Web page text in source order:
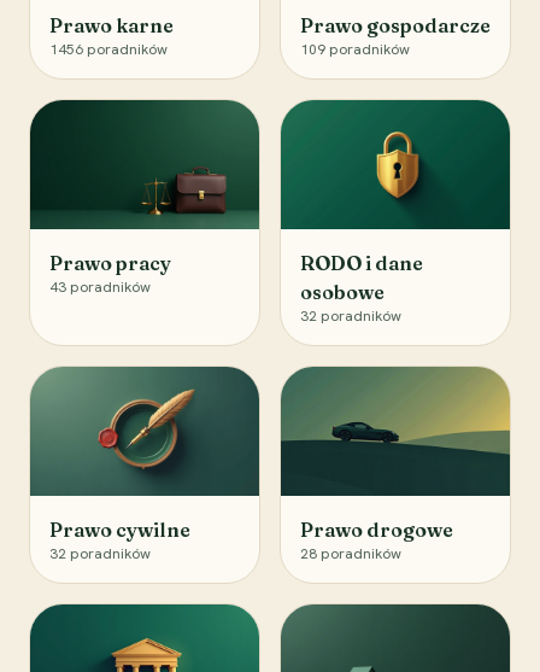
Prawo karne
1456 poradników
Prawo gospodarcze
109 poradników
Prawo pracy
43 poradników
RODO i dane
osobowe
32 poradników
Prawo cywilne
32 poradników
Prawo drogowe
28 poradników